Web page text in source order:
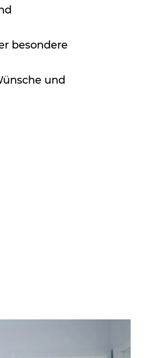
besondere
und